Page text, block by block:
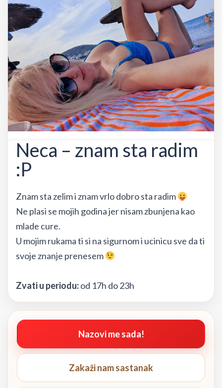
Neca – znam sta radim
:P
Znam sta zelim i znam vrlo dobro sta radim
Ne plasi se mojih godina jer nisam zbunjena kao
mlade cure.
U mojim rukama ti si na sigurnom i ucinicu sve da ti
svoje znanje prenesem
Zvati u periodu:od 17h do 23h
Nazovi me sada!
Zakaži nam sastanak